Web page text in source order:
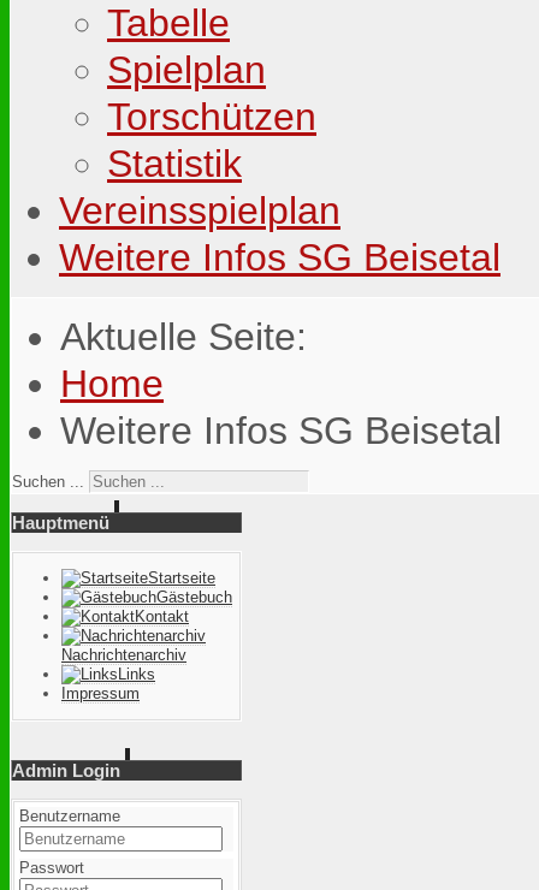
Tabelle
Spielplan
Torschützen
Statistik
Vereinsspielplan
Weitere Infos SG Beisetal
Aktuelle Seite:
Home
Weitere Infos SG Beisetal
Suchen ...
Hauptmenü
Startseite
Gästebuch
Kontakt
Nachrichtenarchiv
Links
Impressum
Admin Login
Benutzername
Passwort